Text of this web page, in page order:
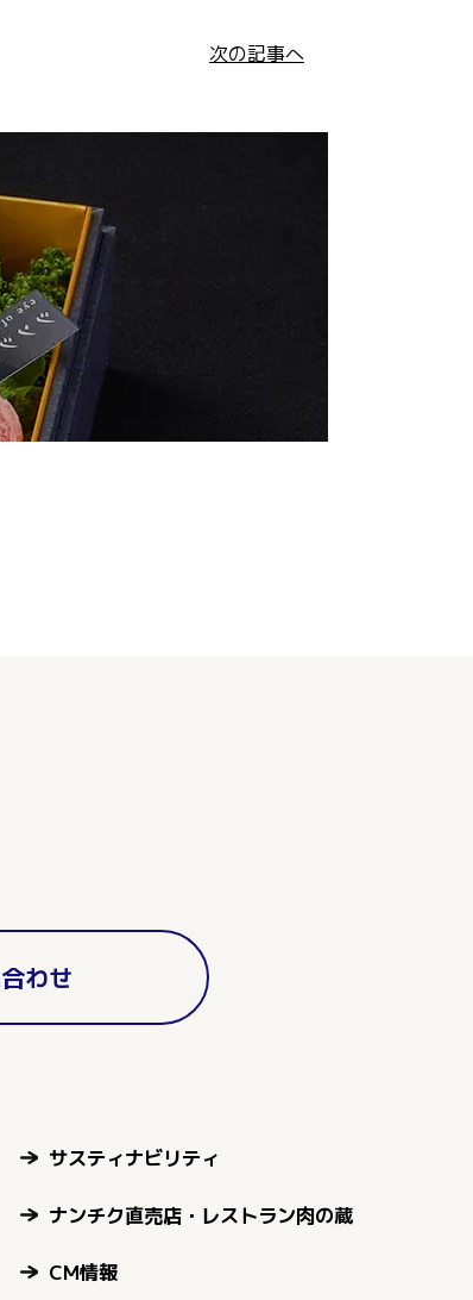
次の記事へ
わせ
サスティナビリティ
ナンチク直売店・レストラン肉の蔵
CM情報